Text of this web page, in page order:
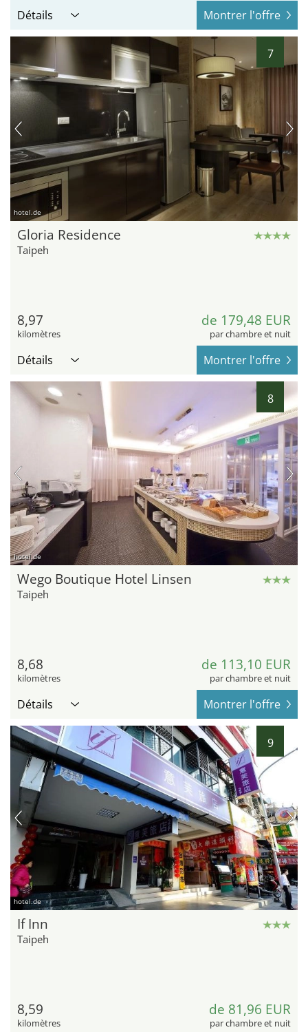
Détails Montrer l'offre
7
hotel.de
Gloria Residence
Taipeh
8,97
kilomètres
de 179,48 EUR
par chambre et nuit
Détails Montrer l'offre
8
hotel.de
Wego Boutique Hotel Linsen
Taipeh
8,68
kilomètres
de 113,10 EUR
par chambre et nuit
Détails Montrer l'offre
9
hotel.de
If Inn
Taipeh
8,59
kilomètres
de 81,96 EUR
par chambre et nuit